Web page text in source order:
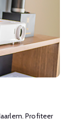
Profiteer